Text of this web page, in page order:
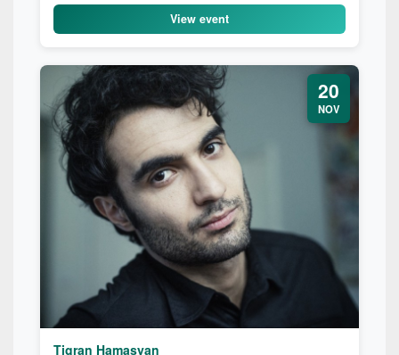
View event
20
NOV
Tigran Hamasyan